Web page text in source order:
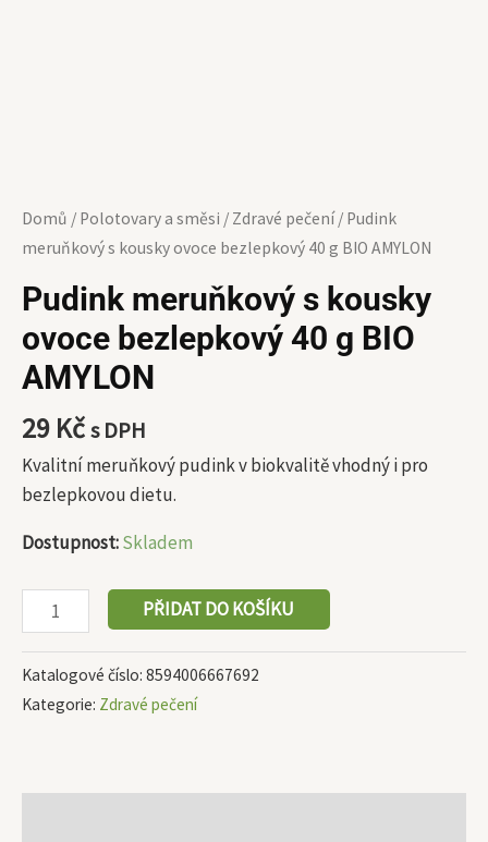
Domů / Polotovary a směsi / Zdravé pečení/ Pudink
meruňkový s kousky ovoce bezlepkový 40 g BIO AMYLON
Pudink meruňkový s kousky
ovoce bezlepkový 40 g BIO
AMYLON
29 Kčs DPH
Kvalitní meruňkový pudink v biokvalitě vhodný i pro
bezlepkovou dietu.
Dostupnost:Skladem
PŘIDAT DO KOŠÍKU
Katalogové číslo: 8594006667692
Kategorie: Zdravé pečení